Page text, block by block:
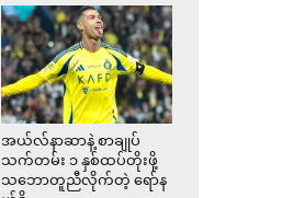
အယ်လ်နာဆာနဲ့ စာချုပ်
သက်တမ်း ၁ နှစ်ထပ်တိုးဖို့
သဘောတူညီလိုက်တဲ့ ရော်န